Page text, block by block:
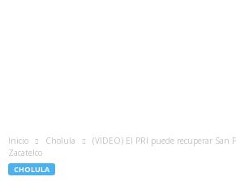
Inicio Cholula
(VIDEO) El PRI puede recuperar San
Zacatelco
CHOLULA